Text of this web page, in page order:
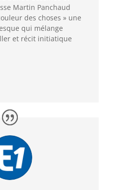
Martin Panchaud
des choses » une
qui mélange
et récit initiatique